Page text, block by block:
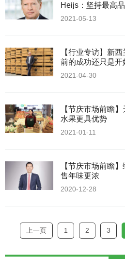
Heijs：坚持最高
2021-05-13
【行业专访】新
前的成功还只是开
2021-04-30
【节庆市场前瞻
水果更具优势
2021-01-11
【节庆市场前瞻
售年味更浓
2020-12-28
上一页 1 2 3